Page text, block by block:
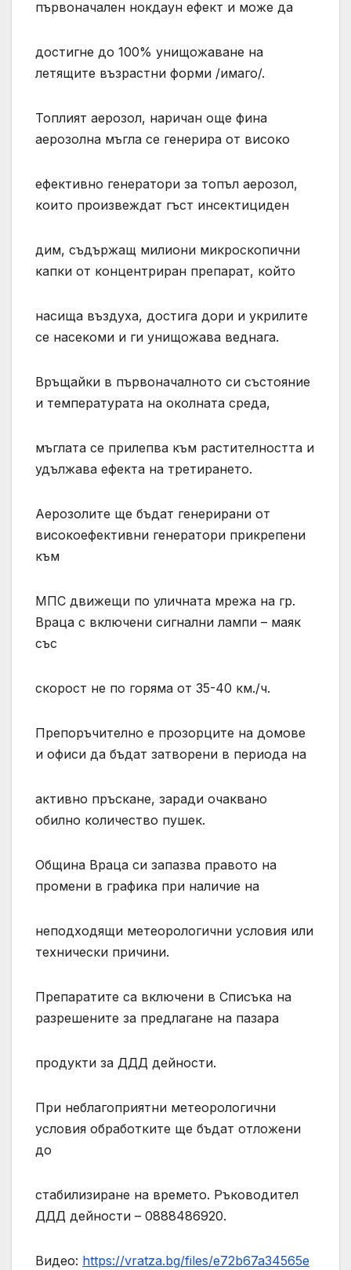
първоначален нокдаун ефект и може да
достигне до 100% унищожаване на
летящите възрастни форми /имаго/.
Топлият аерозол, наричан още фина
аерозолна мъгла се генерира от високо
ефективно генератори за топъл аерозол,
които произвеждат гъст инсектициден
дим, съдържащ милиони микроскопични
капки от концентриран препарат, който
насища въздуха, достига дори и укрилите
се насекоми и ги унищожава веднага.
Връщайки в първоначалното си състояние
и температурата на околната среда,
мъглата се прилепва към растителността и
удължава ефекта на третирането.
Аерозолите ще бъдат генерирани от
високоефективни генератори прикрепени
към
МПС движещи по уличната мрежа на гр.
Враца с включени сигнални лампи – маяк
със
скорост не по горяма от 35-40 км./ч.
Препоръчително е прозорците на домове
и офиси да бъдат затворени в периода на
активно пръскане, заради очаквано
обилно количество пушек.
Община Враца си запазва правото на
промени в графика при наличие на
неподходящи метеорологични условия или
технически причини.
Препаратите са включени в Списъка на
разрешените за предлагане на пазара
продукти за ДДД дейности.
При неблагоприятни метеорологични
условия обработките ще бъдат отложени
до
стабилизиране на времето. Ръководител
ДДД дейности – 0888486920.
Видео: https://vratza.bg/files/e72b67a34565e